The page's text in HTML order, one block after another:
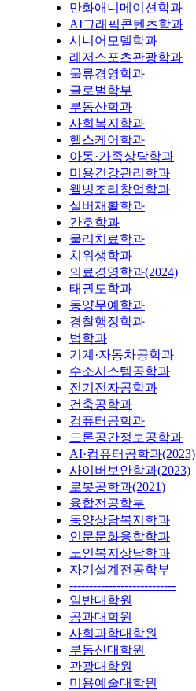
만화애니메이션학과
AI그래픽콘텐츠학과
시니어모델학과
레저스포츠관광학과
물류경영학과
글로벌학부
부동산학과
사회복지학과
헬스케어학과
아동·가족상담학과
미용건강관리학과
웰빙조리창업학과
실버재활학과
간호학과
물리치료학과
치위생학과
의료경영학과(2024)
태권도학과
동양무예학과
경찰행정학과
법학과
기계·자동차공학과
수소시스템공학과
전기전자공학과
건축공학과
컴퓨터공학과
드론공간정보공학과
AI·컴퓨터공학과(2023)
사이버보안학과(2023)
로봇공학과(2021)
융합전공학부
동양상담복지학과
인문문화융합학과
노인복지상담학과
자기설계전공학부
---------------------------
일반대학원
공과대학원
사회과학대학원
부동산대학원
관광대학원
미용예술대학원